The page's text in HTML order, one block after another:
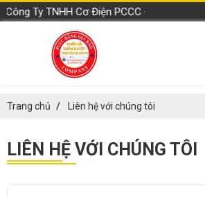
Ty TNHH Cơ Điện PCCC Đặng Gia Bảo
Trang chủ Liên hệ với chúng tôi
LIÊN HỆ VỚI CHÚNG TÔI